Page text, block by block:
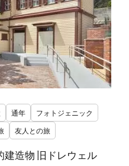
通年
フォトジェニック
友人との旅
建造物 旧ドレウェル